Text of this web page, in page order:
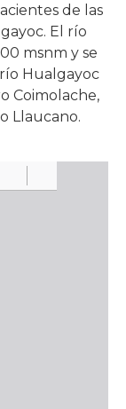
de las
El río
msnm y se
Hualgayoc
Coimolache,
Llaucano.